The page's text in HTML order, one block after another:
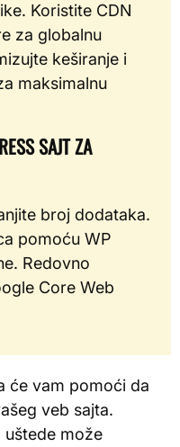
Koristite CDN
za globalnu
keširanje i
maksimalnu
SAJT ZA
broj dodataka.
pomoću WP
Redovno
Core Web
će vam pomoći da
veb sajta.
uštede može